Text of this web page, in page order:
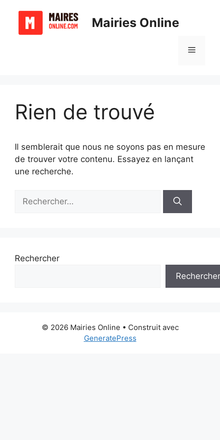
contenu
Mairies Online
Menu
Rien de trouvé
Il semblerait que nous ne soyons pas en mesure
de trouver votre contenu. Essayez en lançant
une recherche.
Rechercher :
Rechercher
Rechercher
© 2026 Mairies Online • Construit avec
GeneratePress